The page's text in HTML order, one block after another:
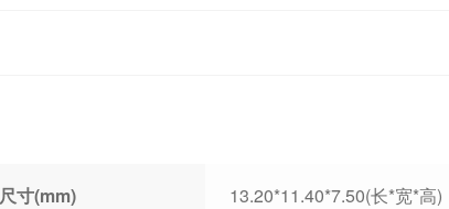
尺寸(mm) 13.20*11.40*7.50(长*宽*高)